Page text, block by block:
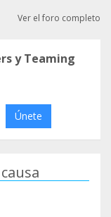
Ver el foro completo
y Teaming
Únete